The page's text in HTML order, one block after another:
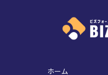
ホーム